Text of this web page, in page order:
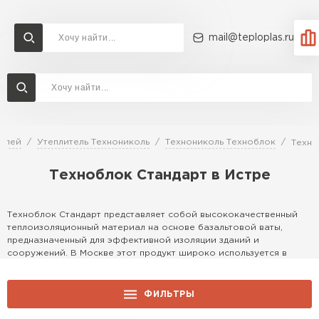
mail@teploplas.ru
Утеплитель Технониколь Технониколь Техноблок
Техноблок Стандарт в Истре
Техноблок Стандарт представляет собой высококачественный
теплоизоляционный материал на основе базальтовой ваты,
предназначенный для эффективной изоляции зданий и
сооружений. В Москве этот продукт широко используется в
отличным эксплуатационным свойствам. Он идеально подходит
для утепления фасадов, крыш и перекрытий, обеспечивая
ФИЛЬТРЫ
Доставка и оплата
Перейти в каталог
Утеплитель Ветонит
Утеплитель Profiplex
ПЕРЕЙТИ
Утеплитель Rockwool
Утеплитель Knauf